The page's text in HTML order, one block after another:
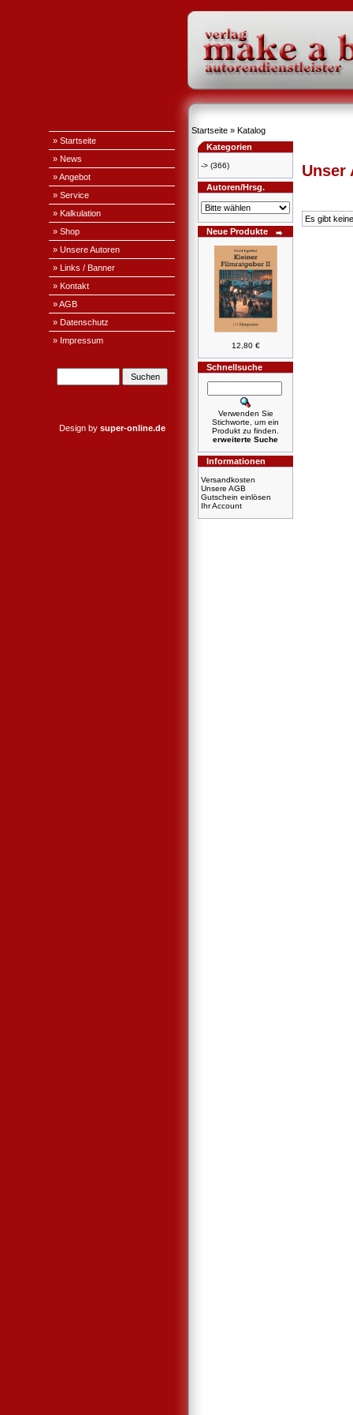
» Startseite
» News
» Angebot
» Service
» Kalkulation
» Shop
» Unsere Autoren
» Links / Banner
» Kontakt
» AGB
» Datenschutz
» Impressum
Design by super-online.de
Startseite » Katalog
Kategorien
-> (366)
Autoren/Hrsg.
Neue Produkte
12,80 €
Schnellsuche
Verwenden Sie
Stichworte, um ein
Produkt zu finden.
erweiterte Suche
Informationen
Versandkosten
Unsere AGB
Gutschein einlösen
Ihr Account
Unser
Es gibt